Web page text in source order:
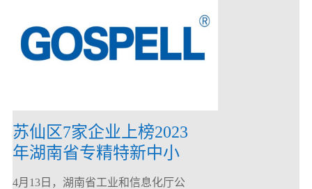
苏仙区7家企业上榜2023
年湖南省专精特新中小
企业
4月13日，湖南省工业和信息化厅公